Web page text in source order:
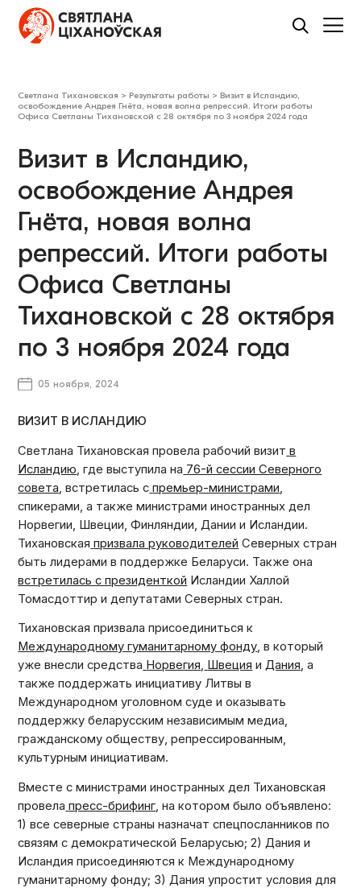
Светлана Тихановская > Результаты работы > Визит в Исландию,
освобождение Андрея Гнёта, новая волна репрессий. Итоги работы
Офиса Светланы Тихановской с 28 октября по 3 ноября 2024 года
Визит в Исландию,
освобождение Андрея
Гнёта, новая волна
репрессий. Итоги работы
Офиса Светланы
Тихановской с 28 октября
по 3 ноября 2024 года
05 ноября, 2024
ВИЗИТ В ИСЛАНДИЮ
Светлана Тихановская провела рабочий визит в
Исландию, где выступила на 76-й сессии Северного
совета, встретилась с премьер-министрами,
спикерами, а также министрами иностранных дел
Норвегии, Швеции, Финляндии, Дании и Исландии.
Тихановская призвала руководителей Северных стран
быть лидерами в поддержке Беларуси. Также она
встретилась с президенткой Исландии Халлой
Томасдоттир и депутатами Северных стран.
Тихановская призвала присоединиться к
Международному гуманитарному фонду, в который
уже внесли средства Норвегия, Швеция иДания, а
также поддержать инициативу Литвы в
Международном уголовном суде и оказывать
поддержку беларусским независимым медиа,
гражданскому обществу, репрессированным,
культурным инициативам.
Вместе с министрами иностранных дел Тихановская
провела пресс-брифинг , на котором было объявлено:
1) все северные страны назначат спецпосланников по
связям с демократической Беларусью; 2) Дания и
Исландия присоединяются к Международному
гуманитарному фонду; 3) Дания упростит условия для